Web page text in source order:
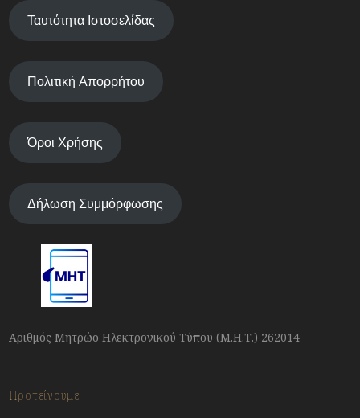
Ταυτότητα Ιστοσελίδας
Πολιτική Απορρήτου
Όροι Χρήσης
Δήλωση Συμμόρφωσης
Αριθμός Μητρώο Ηλεκτρονικού Τύπου (Μ.Η.Τ.) 262014
Προτείνουμε